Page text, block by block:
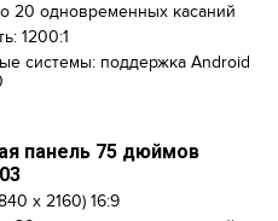
20 одновременных касаний
1200:1
системы: поддержка Android
панель 75 дюймов
x 2160) 16:9